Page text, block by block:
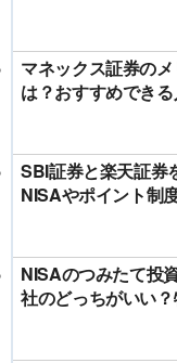
マネックス証券の
は？おすすめできる
SBI証券と楽天証券
NISAやポイント制
NISAのつみたて投
社のどっちがいい